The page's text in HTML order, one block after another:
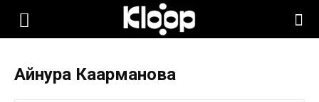
KLOOP.KG
Айнура Каарманова